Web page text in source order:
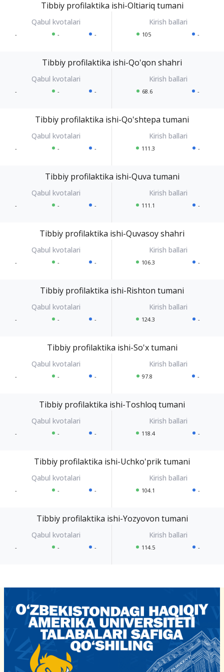
Tibbiy profilaktika ishi-Oltiariq tumani
- - - 105 -
Tibbiy profilaktika ishi-Qo'qon shahri
- - - 68.6 -
Tibbiy profilaktika ishi-Qo'shtepa tumani
- - - 111.3 -
Tibbiy profilaktika ishi-Quva tumani
- - - 111.1 -
Tibbiy profilaktika ishi-Quvasoy shahri
- - - 106.3 -
Tibbiy profilaktika ishi-Rishton tumani
- - - 124.3 -
Tibbiy profilaktika ishi-So'x tumani
- - - 97.8 -
Tibbiy profilaktika ishi-Toshloq tumani
- - - 118.4 -
Tibbiy profilaktika ishi-Uchko'prik tumani
- - - 104.1 -
Tibbiy profilaktika ishi-Yozyovon tumani
- - - 114.5 -